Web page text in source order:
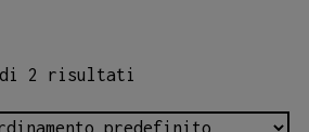
di 2 risultati